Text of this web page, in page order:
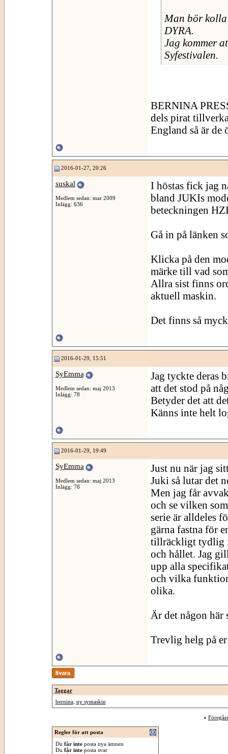
Man bör kolla
DYRA.
Jag kommer
Syfestivalen.
BERNINA
dels pirat
England så är de
2016-01-27, 20:26
suskal
Medlem sedan: mar 2009
Inlägg: 636
I höstas fick jag
bland JUKIs
beteckningen
Gå in på länken
Klicka på den
märke till vad
Allra sist finns
aktuell maskin.
Det finns så
2016-01-29, 15:51
SyEmma
Medlem sedan: maj 2013
Inlägg: 78
Jag tyckte deras
att det stod på
Betyder det att
Känns inte helt
2016-01-29, 19:49
SyEmma
Medlem sedan: maj 2013
Inlägg: 78
Just nu när jag
Juki så lutar det
Men jag får
och se vilken
serie är alldeles
gärna fastna för
tillräckligt tydlig
och hållet. Jag
upp alla
och vilka
olika.
Är det någon här
Trevlig helg på
Taggar
bernina, ny symaskin
«
Regler för att posta
Du får inteposta nya ämnen
Du får inteposta svar